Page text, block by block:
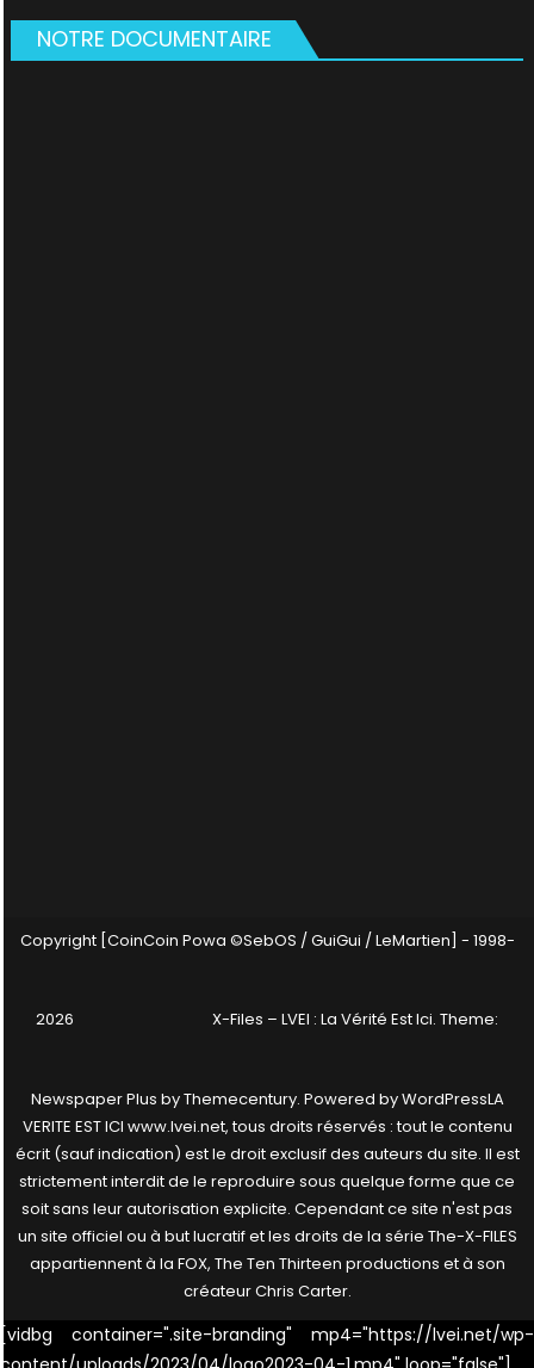
NOTRE DOCUMENTAIRE
Copyright [CoinCoin Powa ©SebOS / GuiGui / LeMartien] - 1998-
2026 X-Files – LVEI : La Vérité Est Ici. Theme:
Newspaper Plus byThemecentury. Powered byWordPressLA
VERITE EST ICI www.lvei.net, tous droits réservés : tout le contenu
écrit (sauf indication) est le droit exclusif des auteurs du site. Il est
strictement interdit de le reproduire sous quelque forme que ce
soit sans leur autorisation explicite. Cependant ce site n'est pas
un site officiel ou à but lucratif et les droits de la série The-X-FILES
appartiennent à la FOX, The Ten Thirteen productions et à son
créateur Chris Carter.
[vidbg container=".site-branding" mp4="https://lvei.net/wp-